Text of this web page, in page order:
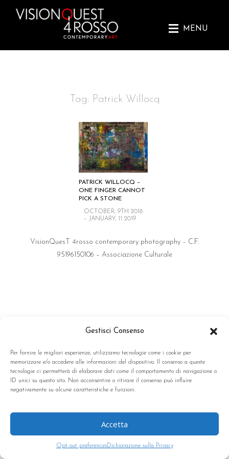
Gestisci Consenso
Per fornire le migliori esperienze, utilizziamo tecnologie come i cookie per
memorizzare e/o accedere alle informazioni del dispositivo. Il consenso a queste
tecnologie ci permetterà di elaborare dati come il comportamento di navigazione o
ID unici su questo sito. Non acconsentire o ritirare il consenso può influire
negativamente su alcune caratteristiche e funzioni.
Accetta
Opt-out preferencesDichiarazione sulla Privacy
MENU
Tag: Patrick Willocq
PATRICK WILLOCQ –
ONE FINGER CANNOT
PICK A STONE
OCTOBER, 9TH 2018
– JANUARY, 11 2019
VisionQuesT 4rosso contemporary photography – C.F.
95196150106 – Associazione Culturale